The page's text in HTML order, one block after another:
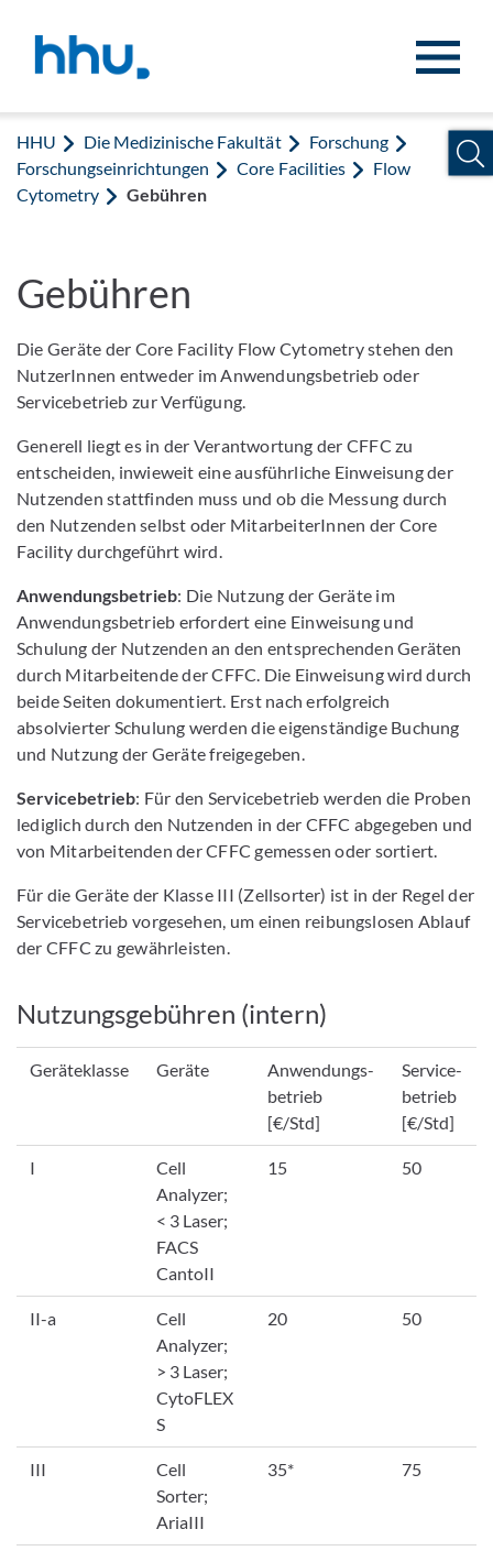
HHU Die Medizinische Fakultät
Forschung
Forschungseinrichtungen
Core Facilities
Flow
Cytometry
Gebühren
Gebühren
Die Geräte der Core Facility Flow Cytometry stehen den
NutzerInnen entweder im Anwendungsbetrieb oder
Servicebetrieb zur Verfügung.
Generell liegt es in der Verantwortung der CFFC zu
entscheiden, inwieweit eine ausführliche Einweisung der
Nutzenden stattfinden muss und ob die Messung durch
den Nutzenden selbst oder MitarbeiterInnen der Core
Facility durchgeführt wird.
Anwendungsbetrieb: Die Nutzung der Geräte im
Anwendungsbetrieb erfordert eine Einweisung und
Schulung der Nutzenden an den entsprechenden Geräten
durch Mitarbeitende der CFFC. Die Einweisung wird durch
beide Seiten dokumentiert. Erst nach erfolgreich
absolvierter Schulung werden die eigenständige Buchung
und Nutzung der Geräte freigegeben.
Servicebetrieb: Für den Servicebetrieb werden die Proben
lediglich durch den Nutzenden in der CFFC abgegeben und
von Mitarbeitenden der CFFC gemessen oder sortiert.
Für die Geräte der Klasse III (Zellsorter) ist in der Regel der
Servicebetrieb vorgesehen, um einen reibungslosen Ablauf
der CFFC zu gewährleisten.
Nutzungsgebühren (intern)
Geräteklasse Geräte
Anwendungs-
betrieb
[€/Std]
Service-
betrieb
[€/Std]
I
Cell
Analyzer;
< 3 Laser;
FACS
CantoII
15 50
II-a
Cell
Analyzer;
> 3 Laser;
CytoFLEX
S
20 50
III
Cell
Sorter;
AriaIII
35* 75